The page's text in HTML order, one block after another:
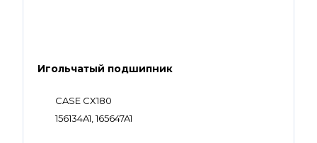
Игольчатый подшипник
CASE CX180
156134A1, 165647A1